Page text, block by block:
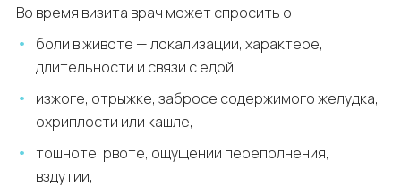
Во время визита врач может спросить о:
боли в животе — локализации, характере,
длительности и связи с едой,
изжоге, отрыжке, забросе содержимого желудка,
охриплости или кашле,
тошноте, рвоте, ощущении переполнения,
вздутии,